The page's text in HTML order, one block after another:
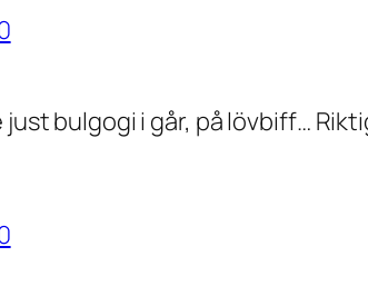
just bulgogi i går, på lövbiff…